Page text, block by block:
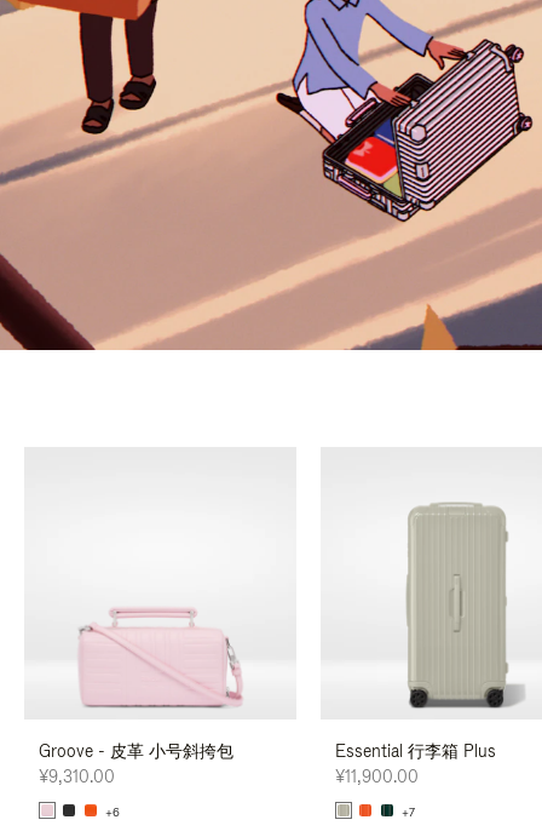
Groove - 皮革 小号斜挎包
¥9,310.00
+6
Essential 行李箱 Plus
¥11,900.00
+7